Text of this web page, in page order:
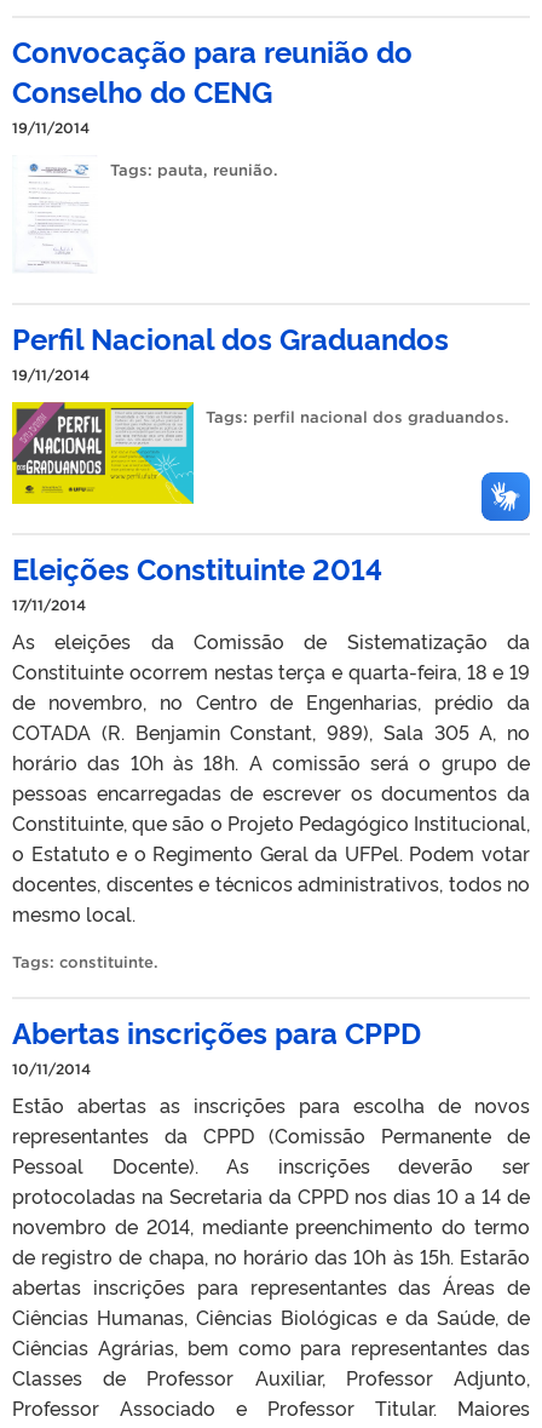
Convocação para reunião do
Conselho do CENG
19/11/2014
Tags: pauta, reunião.
Perfil Nacional dos Graduandos
19/11/2014
Tags: perfil nacional dos graduandos.
Eleições Constituinte 2014
17/11/2014
As eleições da Comissão de Sistematização da
Constituinte ocorrem nestas terça e quarta-feira, 18 e 19
de novembro, no Centro de Engenharias, prédio da
COTADA (R. Benjamin Constant, 989), Sala 305 A, no
horário das 10h às 18h. A comissão será o grupo de
pessoas encarregadas de escrever os documentos da
Constituinte, que são o Projeto Pedagógico Institucional,
o Estatuto e o Regimento Geral da UFPel. Podem votar
docentes, discentes e técnicos administrativos, todos no
mesmo local.
Tags: constituinte.
Abertas inscrições para CPPD
10/11/2014
Estão abertas as inscrições para escolha de novos
representantes da CPPD (Comissão Permanente de
Pessoal Docente). As inscrições deverão ser
protocoladas na Secretaria da CPPD nos dias 10 a 14 de
novembro de 2014, mediante preenchimento do termo
de registro de chapa, no horário das 10h às 15h. Estarão
abertas inscrições para representantes das Áreas de
Ciências Humanas, Ciências Biológicas e da Saúde, de
Ciências Agrárias, bem como para representantes das
Classes de Professor Auxiliar, Professor Adjunto,
Professor Associado e Professor Titular. Maiores